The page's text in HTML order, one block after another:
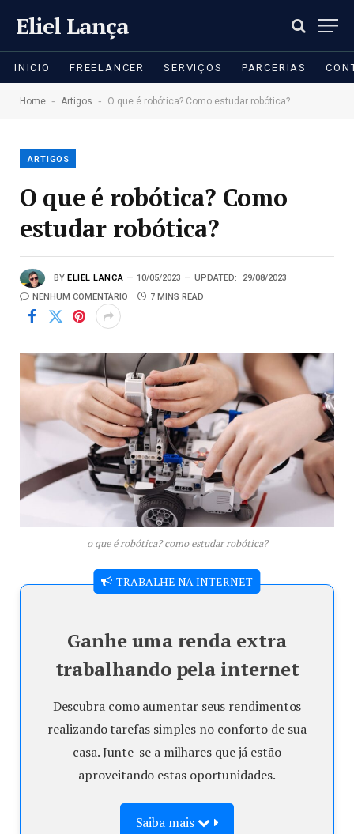
Eliel Lança
INICIO FREELANCER SERVIÇOS PARCERIAS
Home - Artigos - O que é robótica? Como estudar robótica?
ARTIGOS
O que é robótica? Como
estudar robótica?
BY ELIEL LANCA 10/05/2023 UPDATED:
29/08/2023
NENHUM COMENTÁRIO
7 MINS READ
o que é robótica? como estudar robótica?
TRABALHE NA INTERNET
Ganhe uma renda extra
trabalhando pela internet
Descubra como aumentar seus rendimentos
realizando tarefas simples no conforto de sua
casa. Junte-se a milhares que já estão
aproveitando estas oportunidades.
Saiba mais